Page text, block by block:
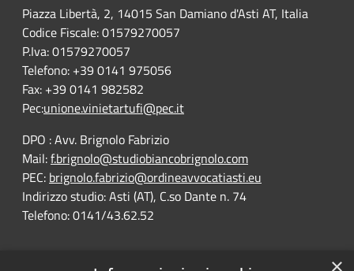
Piazza Libertà, 2, 14015 San Damiano d'Asti AT, Italia
Codice Fiscale: 01579270057
P.Iva: 01579270057
Telefono: +39 0141 975056
Fax: +39 0141 982582
Pec:unione.vinietartufi@pec.it
DPO : Avv. Brignolo Fabrizio
Mail:f.brignolo@studiobiancobrignolo.com
PEC: brignolo.fabrizio@ordineavvocatiasti.eu
Indirizzo studio: Asti (AT), C.so Dante n. 74
Telefono: 0141/43.62.52